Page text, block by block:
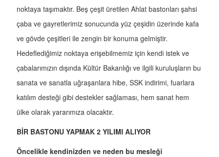
noktaya taşımaktır. Beş çeşit üretilen Ahlat bastonları şahsi
çaba ve gayretlerimiz sonucunda yüz çeşidin üzerinde kafa
ve gövde çeşitleri ile zengin bir konuma gelmiştir.
Hedeflediğimiz noktaya erişebilmemiz için kendi istek ve
çabalarımızın dışında Kültür Bakanlığı ve ilgili kuruluşların bu
sanata ve sanatla uğraşanlara hibe, SSK indirimi, fuarlara
katılım desteği gibi destekler sağlaması, hem sanat hem
ülke olarak yararımıza olacaktır.
BİR BASTONU YAPMAK 2 YILIMI ALIYOR
Öncelikle kendinizden ve neden bu mesleği